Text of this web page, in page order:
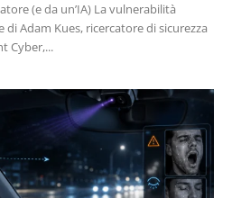
La vulnerabilità
di Adam Kues, ricercatore di sicurezza
Cyber,...